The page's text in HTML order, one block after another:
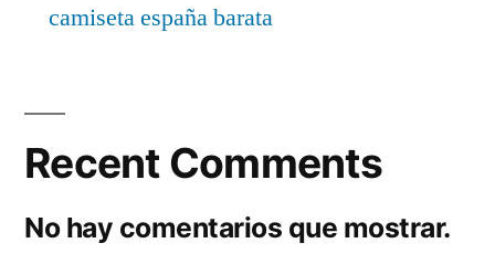
camiseta españa barata
Recent Comments
No hay comentarios que mostrar.